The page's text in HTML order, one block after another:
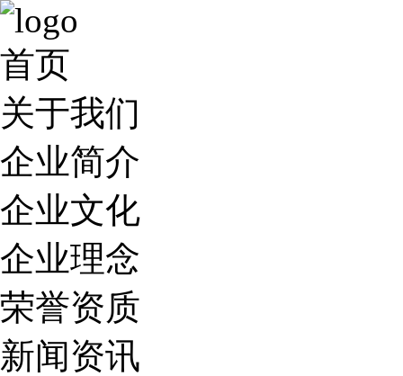
首页
关于我们
企业简介
企业文化
企业理念
荣誉资质
新闻资讯